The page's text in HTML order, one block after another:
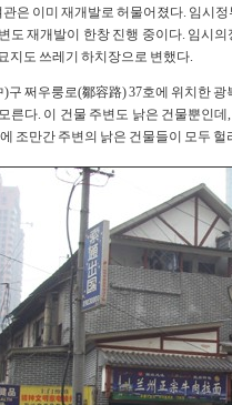
은 이미 재개발로 허물어졌다. 임시
도 재개발이 한창 진행 중이다. 임시
지도 쓰레기 하치장으로 변했다.
)구 쩌우룽로(鄒容路) 37호에 위치한
른다. 이 건물 주변도 낡은 건물뿐인
조만간 주변의 낡은 건물들이 모두